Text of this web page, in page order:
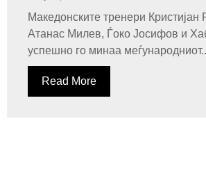
Македонските тренери Кристијан
Атанас Милев, Ѓоко Јосифов и
успешно го минаа
Read More